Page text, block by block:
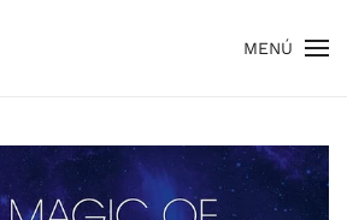
MENÚ